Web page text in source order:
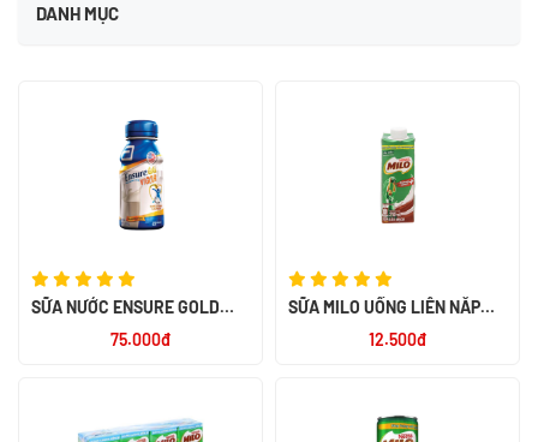
DANH MỤC
SỮA NƯỚC ENSURE GOLD
75.000đ
SỮA MILO UỐNG LIỀN NẮP
12.500đ